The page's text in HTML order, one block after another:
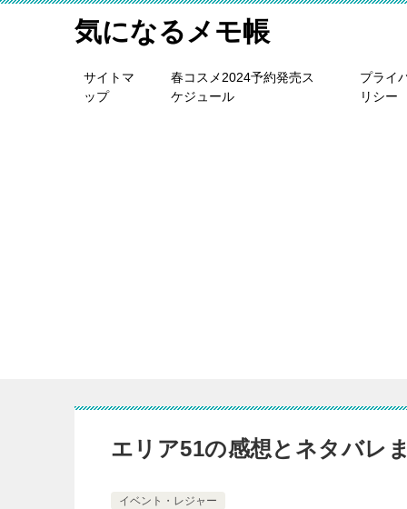
気になるメモ帳
サイトマ
ップ
春コスメ2024予約発売ス
ケジュール
プライ
リシー
エリア51の感想とネタバレ
イベント・レジャー